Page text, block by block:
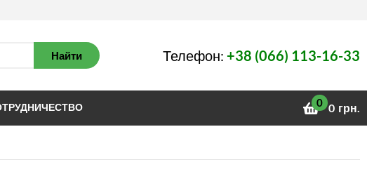
Найти Телефон: +38 (066) 113-16-33
0 0 грн.